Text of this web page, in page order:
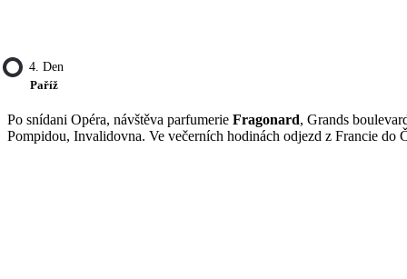
4. Den
Paříž
Po snídani Opéra, návštěva parfumerie Fragonard, Grands
Pompidou, Invalidovna. Ve večerních hodinách odjezd z Francie do